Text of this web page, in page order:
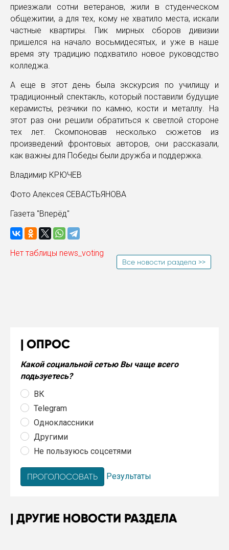
приезжали сотни ветеранов, жили в студенческом
общежитии, а для тех, кому не хватило места, искали
частные квартиры. Пик мирных сборов дивизии
пришелся на начало восьмидесятых, и уже в наше
время эту традицию подхватило новое руководство
колледжа.
А еще в этот день была экскурсия по училищу и
традиционный спектакль, который поставили будущие
керамисты, резчики по камню, кости и металлу. На
этот раз они решили обратиться к светлой стороне
тех лет. Скомпоновав несколько сюжетов из
произведений фронтовых авторов, они рассказали,
как важны для Победы были дружба и поддержка.
Владимир КРЮЧЕВ
Фото Алексея СЕВАСТЬЯНОВА
Газета "Вперёд"
Нет таблицы news_voting
Все новости раздела >>
ОПРОС
Какой социальной сетью Вы чаще всего
подьзуетесь?
ВК
Telegram
Одноклассники
Другими
Не пользуюсь соцсетями
Результаты
ДРУГИЕ НОВОСТИ РАЗДЕЛА